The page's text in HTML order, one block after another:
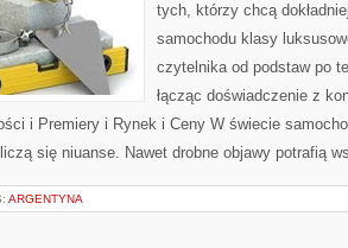
tych, którzy chcą
samochodu klasy
czytelnika od podstaw po
łącząc doświadczenie z
i Premiery i Rynek i Ceny W świecie
się niuanse. Nawet drobne objawy potrafią
ARGENTYNA